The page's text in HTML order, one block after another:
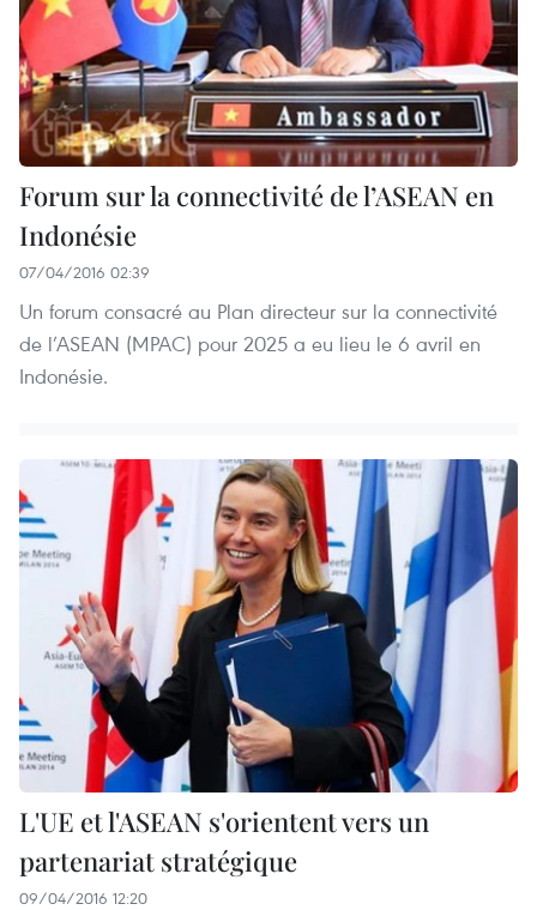
Forum sur la connectivité de l’ASEAN en
Indonésie
07/04/2016 02:39
Un forum consacré au Plan directeur sur la connectivité
de l’ASEAN (MPAC) pour 2025 a eu lieu le 6 avril en
Indonésie.
L'UE et l'ASEAN s'orientent vers un
partenariat stratégique
09/04/2016 12:20